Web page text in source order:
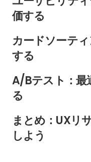
価する
カードソーテ
する
A/Bテスト：最
る
まとめ：UXリ
しよう